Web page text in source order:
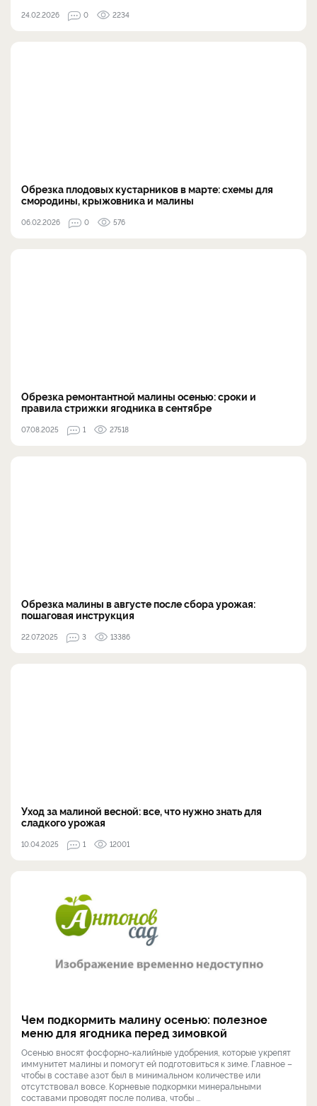
24.02.2026 0 2234
Обрезка плодовых кустарников в марте: схемы для
смородины, крыжовника и малины
06.02.2026 0 576
Обрезка ремонтантной малины осенью: сроки и
правила стрижки ягодника в сентябре
07.08.2025 1 27518
Обрезка малины в августе после сбора урожая:
пошаговая инструкция
22.07.2025 3 13386
Уход за малиной весной: все, что нужно знать для
сладкого урожая
10.04.2025 1 12001
Чем подкормить малину осенью: полезное
меню для ягодника перед зимовкой
Осенью вносят фосфорно-калийные удобрения, которые укрепят
иммунитет малины и помогут ей подготовиться к зиме. Главное –
чтобы в составе азот был в минимальном количестве или
отсутствовал вовсе. Корневые подкормки минеральными
составами проводят после полива, чтобы ...